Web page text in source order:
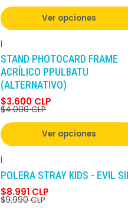
Ver opciones
|
STAND PHOTOCARD FRAME
ACRÍLICO PPULBATU
(ALTERNATIVO)
$3.600 CLP
$4.000 CLP
Ver opciones
|
POLERA STRAY KIDS - EVIL
$8.991 CLP
$9.990 CLP